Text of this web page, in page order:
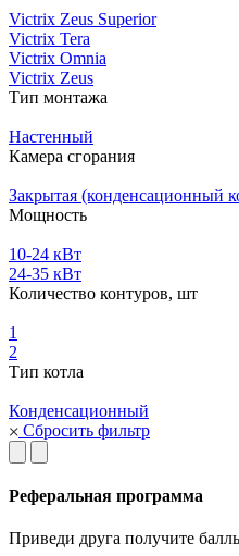
Victrix Zeus Superior
Victrix Tera
Victrix Omnia
Victrix Zeus
Тип монтажа
Настенный
Камера сгорания
Закрытая (конденсационный
Мощность
10-24 кВт
24-35 кВт
Количество контуров, шт
1
2
Тип котла
Конденсационный
Сбросить фильтр
Реферальная программа
Приведи друга получите